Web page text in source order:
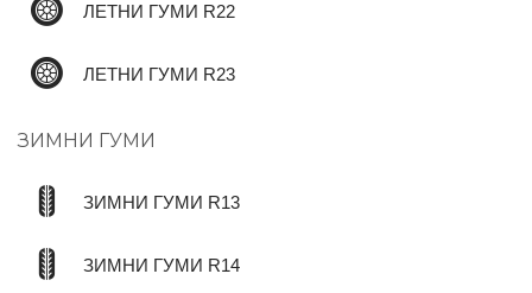
ЛЕТНИ ГУМИ R22
ЛЕТНИ ГУМИ R23
ЗИМНИ ГУМИ
ЗИМНИ ГУМИ R13
ЗИМНИ ГУМИ R14